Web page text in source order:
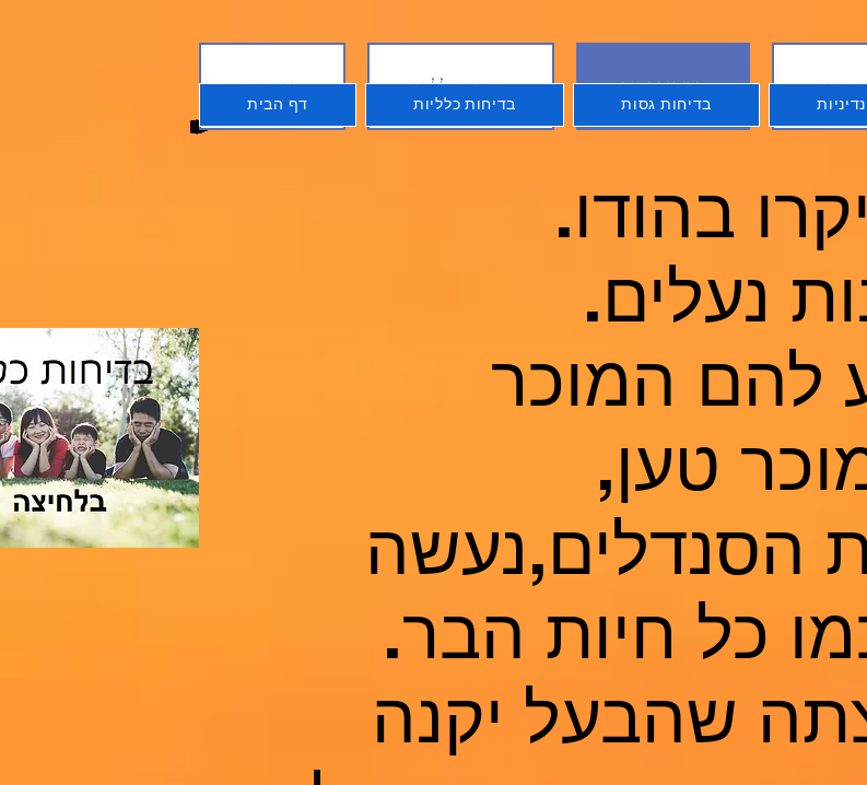
דף הבית בדיחות כלליות בדיחות גסות
בהודו.
נעלים.
להם המוכר
טען,
הסנדלים,נעשה
כל חיות הבר.
שהבעל יקנה
דף הבית בדיחות כלליות בדיחות גסות